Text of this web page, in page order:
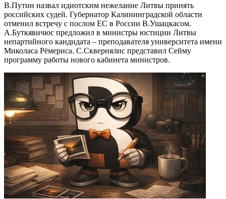
В.Путин назвал идиотским нежелание Литвы принять
российских судей. Губернатор Калининградской области
отменил встречу с послом ЕС в России В.Ушацкасом.
А.Буткявичюс предложил в министры юстиции Литвы
непартийного кандидата – преподавателя университета имени
Миколаса Рёмериса. С.Сквернялис представил Сейму
программу работы нового кабинета министров.